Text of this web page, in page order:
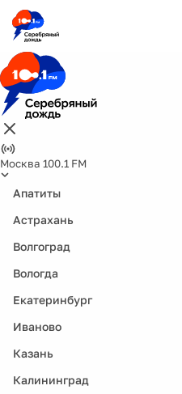
Москва 100.1 FM
Апатиты
Астрахань
Волгоград
Вологда
Екатеринбург
Иваново
Казань
Калининград